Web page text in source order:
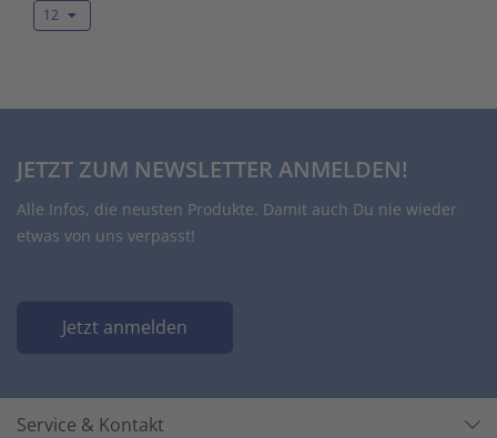
12
JETZT ZUM NEWSLETTER ANMELDEN!
Alle Infos, die neusten Produkte. Damit auch Du nie wieder
etwas von uns verpasst!
Jetzt anmelden
Service & Kontakt